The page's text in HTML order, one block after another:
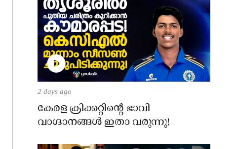
2 days ago
​കേരള ക്രിക്കറ്റിന്റെ ഭാവി
വാഗ്ദാനങ്ങൾ ഇതാ വരുന്നു!